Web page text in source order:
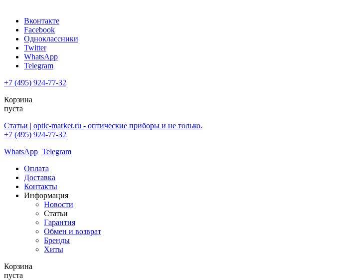
Вконтакте
Facebook
Одноклассники
Twitter
WhatsApp
Telegram
+7 (495) 924-77-32
Корзина
пуста
Статьи | optic-market.ru - оптические приборы и не только.
+7 (495) 924-77-32
WhatsApp Telegram
Оплата
Доставка
Контакты
Информация
Новости
Статьи
Гарантия
Обмен и возврат
Бренды
Хиты
Корзина
пуста